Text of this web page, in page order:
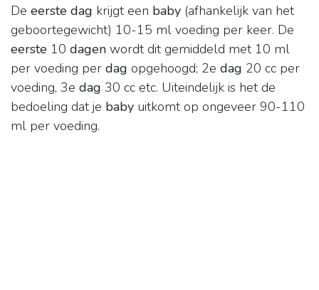
De eerste dag krijgt een baby (afhankelijk van het
geboortegewicht) 10-15 ml voeding per keer. De
eerste 10 dagen wordt dit gemiddeld met 10 ml
per voeding per dag opgehoogd; 2e dag 20 cc per
voeding, 3e dag 30 cc etc. Uiteindelijk is het de
bedoeling dat je baby uitkomt op ongeveer 90-110
ml per voeding.